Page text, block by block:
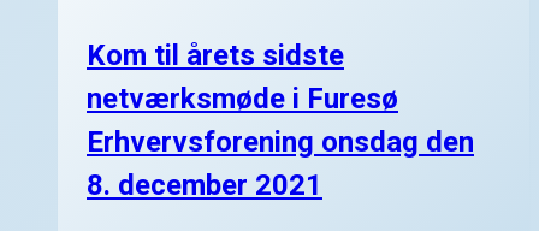
Kom til årets sidste
netværksmøde i Furesø
Erhvervsforening onsdag den
8. december 2021